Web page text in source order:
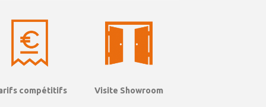
compétitifs Visite Showroom